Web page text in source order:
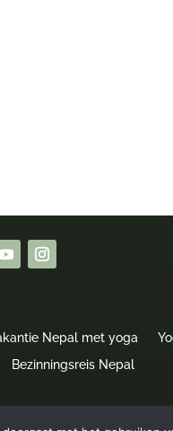
Nepal met yoga
Bezinningsreis Nepal